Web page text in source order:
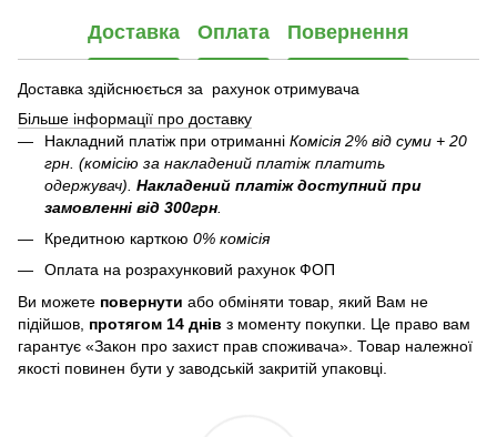
Доставка Оплата Повернення
Доставка здійснюється за рахунок отримувача
Більше інформації про доставку
Накладний платіж при отриманні Комісія 2% від суми + 20
грн. (комісію за накладений платіж платить
одержувач). Накладений платіж доступний при
замовленні від 300грн
Кредитною карткою 0% комісія
Оплата на розрахунковий рахунок ФОП
Ви можете повернути або обміняти товар, який Вам не
підійшов, протягом 14 днів з моменту покупки. Це право вам
гарантує «Закон про захист прав споживача». Товар належної
якості повинен бути у заводській закритій упаковці.